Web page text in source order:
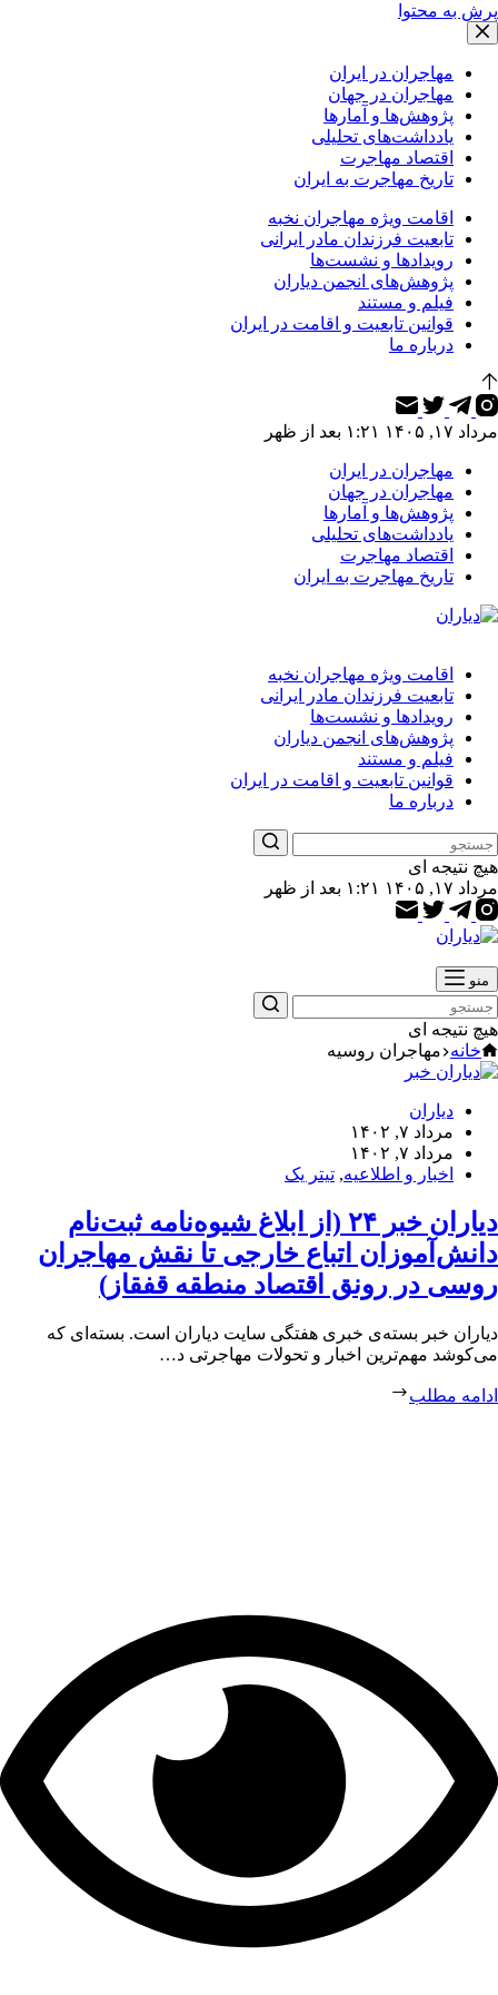
پرش به محتوا
مهاجران در ایران
مهاجران در جهان
پژوهش‌ها و آمارها
یادداشت‌های تحلیلی
اقتصاد مهاجرت
تاریخ مهاجرت به ایران
اقامت ویژه مهاجران نخبه
تابعیت فرزندان مادر ایرانی
رویدادها و نشست‌ها
پژوهش‌های انجمن دیاران
فیلم و مستند
قوانین تابعیت و اقامت در ایران
درباره ما
مرداد ۱۷, ۱۴۰۵ ۱:۲۱ بعد از ظهر
مهاجران در ایران
مهاجران در جهان
پژوهش‌ها و آمارها
یادداشت‌های تحلیلی
اقتصاد مهاجرت
تاریخ مهاجرت به ایران
اقامت ویژه مهاجران نخبه
تابعیت فرزندان مادر ایرانی
رویدادها و نشست‌ها
پژوهش‌های انجمن دیاران
فیلم و مستند
قوانین تابعیت و اقامت در ایران
درباره ما
هیچ نتیجه ای
مرداد ۱۷, ۱۴۰۵ ۱:۲۱ بعد از ظهر
منو
هیچ نتیجه ای
خانه مهاجران روسیه
دیاران
مرداد ۷, ۱۴۰۲
مرداد ۷, ۱۴۰۲
اخبار و اطلاعیه, تیتر یک
دیاران خبر ۲۴ (از ابلاغ شیوه‌نامه ثبت‌نام
دانش‌آموزان اتباع خارجی تا نقش مهاجران
روسی در رونق اقتصاد منطقه قفقاز)
دیاران خبر بسته‌ی خبری هفتگی سایت دیاران است. بسته‌ای که
می‌کوشد مهم‌ترین اخبار و تحولات مهاجرتی د…
ادامه مطلب